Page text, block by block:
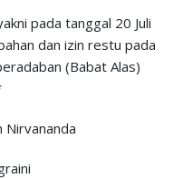
pada tanggal 20 Juli
dan izin restu pada
(Babat Alas)